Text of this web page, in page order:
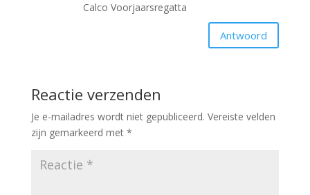
Calco Voorjaarsregatta
Antwoord
Reactie verzenden
Je e-mailadres wordt niet gepubliceerd. Vereiste velden
zijn gemarkeerd met *